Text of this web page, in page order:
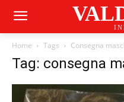
Home Tags Consegna
Tag: consegna